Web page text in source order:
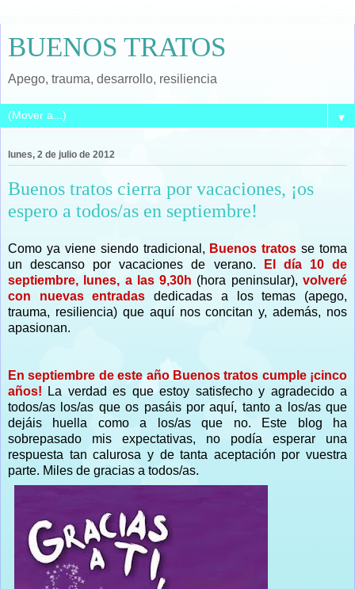
BUENOS TRATOS
Apego, trauma, desarrollo, resiliencia
▼
lunes, 2 de julio de 2012
Buenos tratos cierra por vacaciones, ¡os
espero a todos/as en septiembre!
Como ya viene siendo tradicional, Buenos tratos se toma
un descanso por vacaciones de verano.
El día 10 de
septiembre, lunes, a las 9,30h (hora peninsular),volveré
con nuevas entradas dedicadas a los temas (apego,
trauma, resiliencia) que aquí nos concitan y, además, nos
apasionan.
En septiembre de este año Buenos tratos cumple ¡cinco
años! La verdad es que estoy satisfecho y agradecido a
todos/as los/as que os pasáis por aquí, tanto a los/as que
dejáis huella como a los/as que no. Este blog ha
sobrepasado mis expectativas, no podía esperar una
respuesta tan calurosa y de tanta aceptación por vuestra
parte. Miles de gracias a todos/as.